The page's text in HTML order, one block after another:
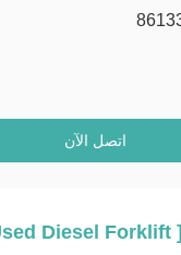
اتصل الآن
[ Used